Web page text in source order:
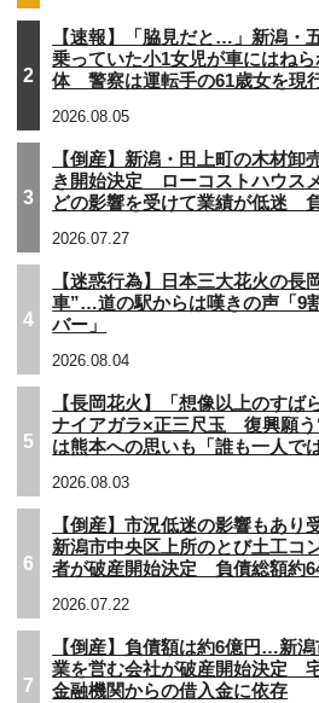
2
【速報】「脇見だと…」新潟・
乗っていた小1女児が車にはね
体 警察は運転手の61歳女を現
2026.08.05
3
【倒産】新潟・田上町の木材卸
き開始決定 ローコストハウス
どの影響を受けて業績が低迷
2026.07.27
4
【迷惑行為】日本三大花火の長
車”…道の駅からは嘆きの声「9
バー」
2026.08.04
5
【長岡花火】「想像以上のすば
ナイアガラ×正三尺玉 復興願う
は熊本への思いも「誰も一人で
2026.08.03
6
【倒産】市況低迷の影響もあ
新潟市中央区上所のとび土工コ
者が破産開始決定 負債総額約
2026.07.22
7
【倒産】負債額は約6億円…新
業を営む会社が破産開始決定
金融機関からの借入金に依存